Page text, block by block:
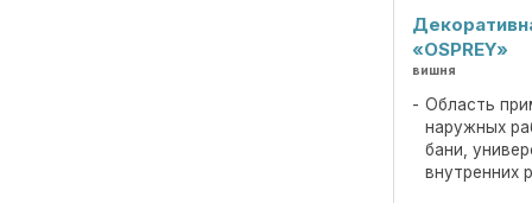
«OSPREY»
вишня
Область
наружных
бани,
внутренних